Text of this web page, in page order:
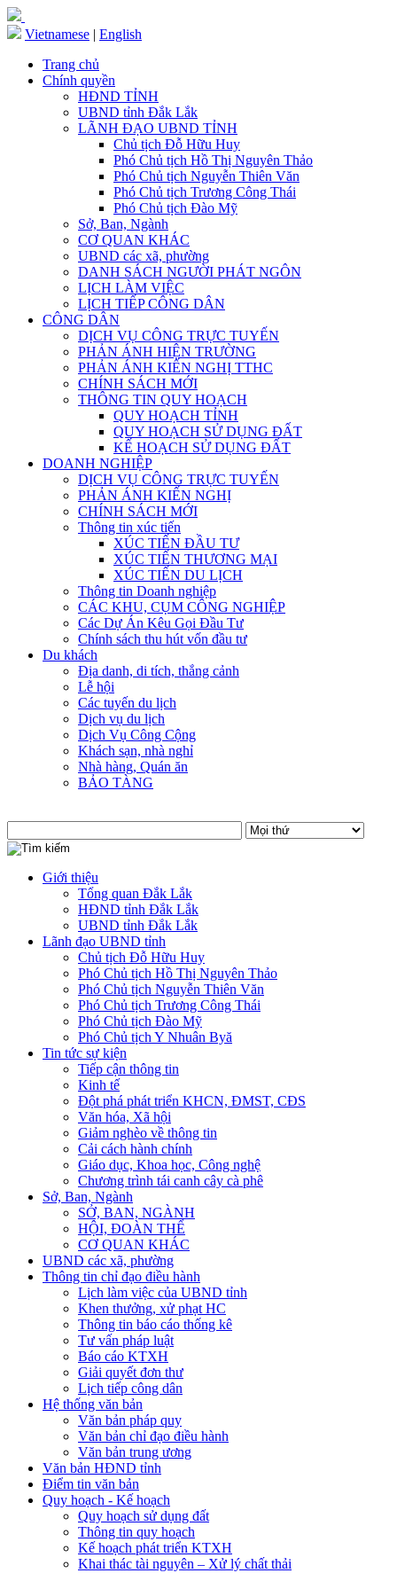
Vietnamese | English
Trang chủ
Chính quyền
HĐND TỈNH
UBND tỉnh Đắk Lắk
LÃNH ĐẠO UBND TỈNH
Chủ tịch Đỗ Hữu Huy
Phó Chủ tịch Hồ Thị Nguyên Thảo
Phó Chủ tịch Nguyễn Thiên Văn
Phó Chủ tịch Trương Công Thái
Phó Chủ tịch Đào Mỹ
Sở, Ban, Ngành
CƠ QUAN KHÁC
UBND các xã, phường
DANH SÁCH NGƯỜI PHÁT NGÔN
LỊCH LÀM VIỆC
LỊCH TIẾP CÔNG DÂN
CÔNG DÂN
DỊCH VỤ CÔNG TRỰC TUYẾN
PHẢN ÁNH HIỆN TRƯỜNG
PHẢN ÁNH KIẾN NGHỊ TTHC
CHÍNH SÁCH MỚI
THÔNG TIN QUY HOẠCH
QUY HOẠCH TỈNH
QUY HOẠCH SỬ DỤNG ĐẤT
KẾ HOẠCH SỬ DỤNG ĐẤT
DOANH NGHIỆP
DỊCH VỤ CÔNG TRỰC TUYẾN
PHẢN ÁNH KIẾN NGHỊ
CHÍNH SÁCH MỚI
Thông tin xúc tiến
XÚC TIẾN ĐẦU TƯ
XÚC TIẾN THƯƠNG MẠI
XÚC TIẾN DU LỊCH
Thông tin Doanh nghiệp
CÁC KHU, CỤM CÔNG NGHIỆP
Các Dự Án Kêu Gọi Đầu Tư
Chính sách thu hút vốn đầu tư
Du khách
Địa danh, di tích, thắng cảnh
Lễ hội
Các tuyến du lịch
Dịch vụ du lịch
Dịch Vụ Công Cộng
Khách sạn, nhà nghỉ
Nhà hàng, Quán ăn
BẢO TÀNG
Giới thiệu
Tổng quan Đắk Lắk
HĐND tỉnh Đắk Lắk
UBND tỉnh Đắk Lắk
Lãnh đạo UBND tỉnh
Chủ tịch Đỗ Hữu Huy
Phó Chủ tịch Hồ Thị Nguyên Thảo
Phó Chủ tịch Nguyễn Thiên Văn
Phó Chủ tịch Trương Công Thái
Phó Chủ tịch Đào Mỹ
Phó Chủ tịch Y Nhuân Byă
Tin tức sự kiện
Tiếp cận thông tin
Kinh tế
Đột phá phát triển KHCN, ĐMST, CĐS
Văn hóa, Xã hội
Giảm nghèo về thông tin
Cải cách hành chính
Giáo dục, Khoa học, Công nghệ
Chương trình tái canh cây cà phê
Sở, Ban, Ngành
SỞ, BAN, NGÀNH
HỘI, ĐOÀN THỂ
CƠ QUAN KHÁC
UBND các xã, phường
Thông tin chỉ đạo điều hành
Lịch làm việc của UBND tỉnh
Khen thưởng, xử phạt HC
Thông tin báo cáo thống kê
Tư vấn pháp luật
Báo cáo KTXH
Giải quyết đơn thư
Lịch tiếp công dân
Hệ thống văn bản
Văn bản pháp quy
Văn bản chỉ đạo điều hành
Văn bản trung ương
Văn bản HĐND tỉnh
Điểm tin văn bản
Quy hoạch - Kế hoạch
Quy hoạch sử dụng đất
Thông tin quy hoạch
Kế hoạch phát triển KTXH
Khai thác tài nguyên – Xử lý chất thải